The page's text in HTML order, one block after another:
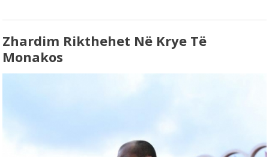
Zhardim Rikthehet Në Krye Të
Monakos